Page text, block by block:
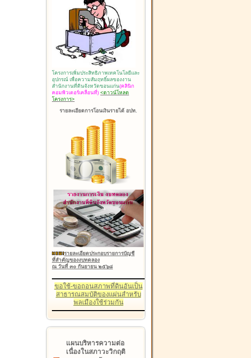
โครงการเพิ่มประสิทธิภาพเทคโนโลยีและ
อุปกรณ์ เพื่อความสัมฤทธิ์ผลของงาน
สำนักงานที่ดินจังหวัดขอนแก่น(คลินิก
คอมพิวเตอร์เคลื่อนที่) <ดาวน์โหลด
โครงการ>
รายละเอียดการโอนเงินรายได้ อปท.
รายละเอียดประกอบรายการบัญชี
ที่สำคัญของงบทดลอง
ณ วันที่ ๓๐ กันยายน ๒๕๖๘
ขอใช้-ขอถอนสภาพที่ดินอันเป็น
สาธารณสมบัติของแผ่นสำหรับ
พลเมืองใช้ร่วมกัน
แผนบริหารความต่อ
เนื่องในสภาวะวิกฤติ